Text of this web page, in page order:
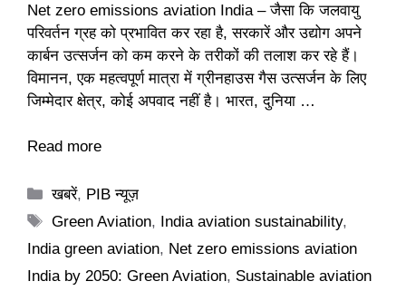
Net zero emissions aviation India – जैसा कि जलवायु
परिवर्तन ग्रह को प्रभावित कर रहा है, सरकारें और उद्योग अपने
कार्बन उत्सर्जन को कम करने के तरीकों की तलाश कर रहे हैं।
विमानन, एक महत्वपूर्ण मात्रा में ग्रीनहाउस गैस उत्सर्जन के लिए
जिम्मेदार क्षेत्र, कोई अपवाद नहीं है। भारत, दुनिया …
Read more
Categories
खबरें, PIB न्यूज़
Tags
Green Aviation, India aviation sustainability,
India green aviation, Net zero emissions aviation
India by 2050: Green Aviation, Sustainable aviation